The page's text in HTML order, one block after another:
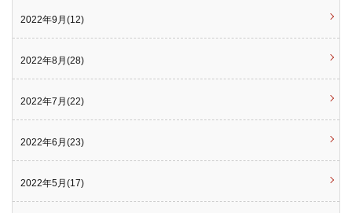
2022年9月(12)
2022年8月(28)
2022年7月(22)
2022年6月(23)
2022年5月(17)